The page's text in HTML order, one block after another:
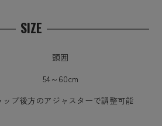
SIZE
頭囲
54～60cm
ップ後方のアジャスターで調整可能